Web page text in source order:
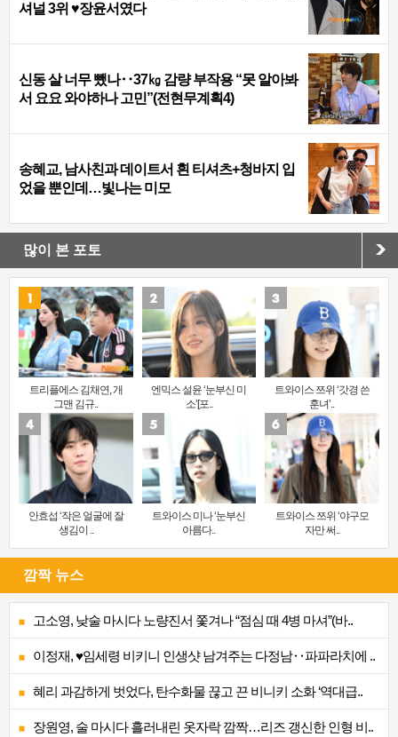
셔널 3위 ♥장윤서였다
신동 살 너무 뺐나‥37㎏ 감량 부작용 “못 알아봐
서 요요 와야하나 고민”(전현무계획4)
송혜교, 남사친과 데이트서 흰 티셔츠+청바지 입
었을 뿐인데…빛나는 미모
많이 본 포토
트리플에스 김채연, 개
그맨 김규..
엔믹스 설윤 ‘눈부신 미
소’[포..
트와이스 쯔위 ‘갓경 쓴
훈녀’..
안효섭 ‘작은 얼굴에 잘
생김이 ..
트와이스 미나 ‘눈부신
아름다..
트와이스 쯔위 ‘야구모
자만 써..
깜짝 뉴스
고소영, 낮술 마시다 노량진서 쫓겨나 “점심 때 4병 마셔”(바..
이정재, ♥임세령 비키니 인생샷 남겨주는 다정남‥파파라치에 ..
혜리 과감하게 벗었다, 탄수화물 끊고 끈 비니키 소화 ‘역대급..
장원영, 술 마시다 흘러내린 옷자락 깜짝…리즈 갱신한 인형 비..